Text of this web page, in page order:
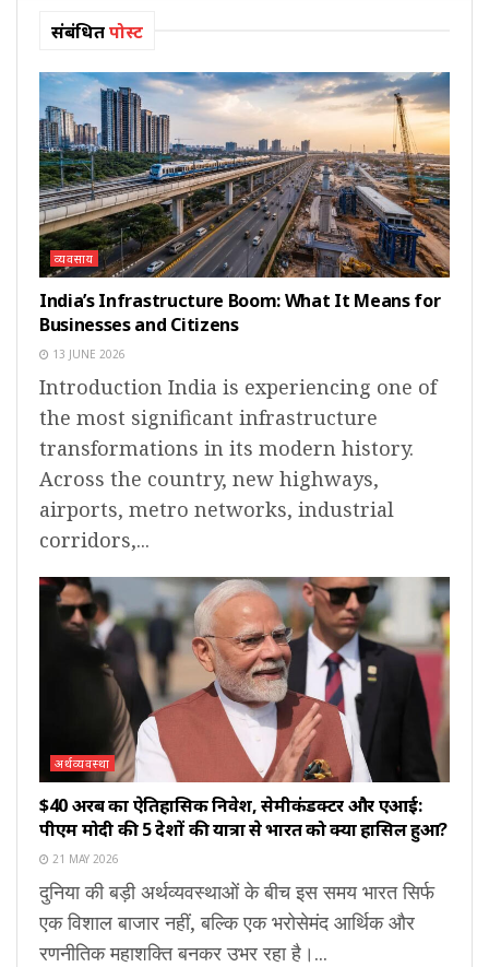
संबंधितपोस्ट
व्यवसाय
India’s Infrastructure Boom: What It Means for
Businesses and Citizens
13 JUNE 2026
Introduction India is experiencing one of
the most significant infrastructure
transformations in its modern history.
Across the country, new highways,
airports, metro networks, industrial
corridors,...
अर्थव्यवस्था
$40 अरब का ऐतिहासिक निवेश, सेमीकंडक्टर और एआई:
पीएम मोदी की 5 देशों की यात्रा से भारत को क्या हासिल हुआ?
21 MAY 2026
दुनिया की बड़ी अर्थव्यवस्थाओं के बीच इस समय भारत सिर्फ
एक विशाल बाजार नहीं, बल्कि एक भरोसेमंद आर्थिक और
रणनीतिक महाशक्ति बनकर उभर रहा है।...